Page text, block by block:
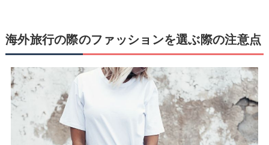
海外旅行の際のファッションを選ぶ際の注意点